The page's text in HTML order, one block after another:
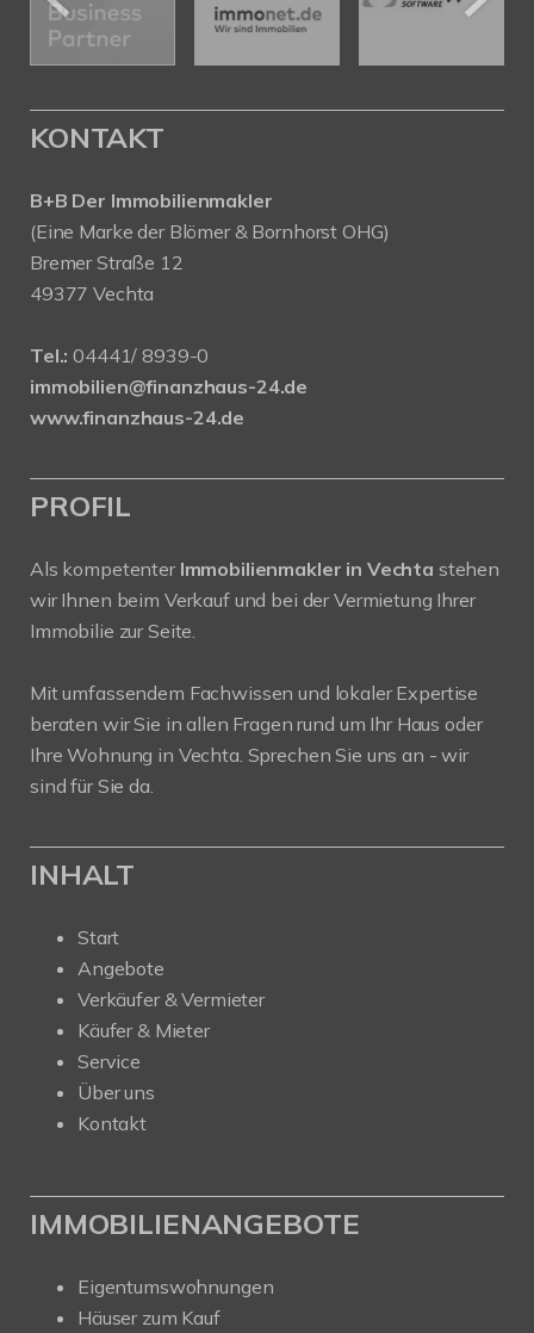
KONTAKT
B+B Der Immobilienmakler
(Eine Marke der Blömer & Bornhorst OHG)
Bremer Straße 12
49377 Vechta
Tel.: 04441/ 8939-0
immobilien@finanzhaus-24.de
www.finanzhaus-24.de
PROFIL
Als kompetenter Immobilienmakler in Vechta stehen
wir Ihnen beim Verkauf und bei der Vermietung Ihrer
Immobilie zur Seite.
Mit umfassendem Fachwissen und lokaler Expertise
beraten wir Sie in allen Fragen rund um Ihr Haus oder
Ihre Wohnung in Vechta. Sprechen Sie uns an - wir
sind für Sie da.
INHALT
Start
Angebote
Verkäufer & Vermieter
Käufer & Mieter
Service
Über uns
Kontakt
IMMOBILIENANGEBOTE
Eigentumswohnungen
Häuser zum Kauf